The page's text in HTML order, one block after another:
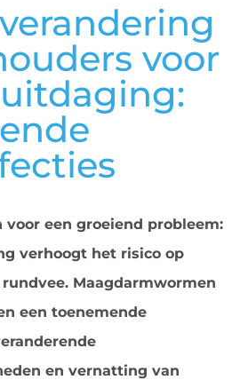
voor
voor een groeiend probleem:
verhoogt het risico op
Maagdarmwormen
een toenemende
en vernatting van